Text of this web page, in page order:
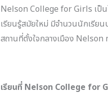
Nelson College for Girls เป็น
เรียนรู้สมัยใหม่ มีจำนวนนักเรีย
สถานที่ตั้งใจกลางเมือง Nelson
เรียนที่ Nelson College for